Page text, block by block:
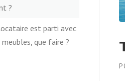
?
est parti avec
que faire ?